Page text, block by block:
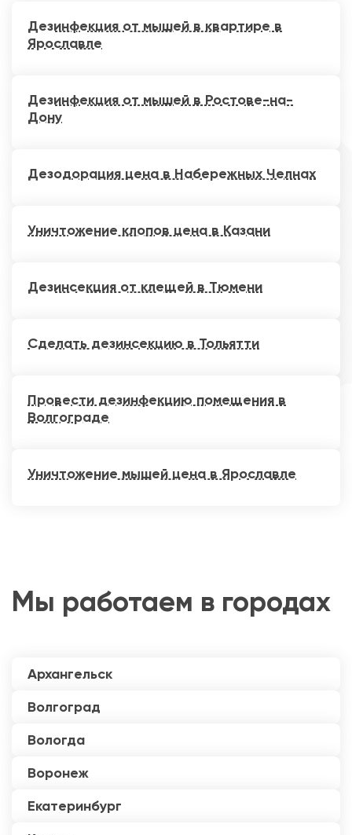
Дезинфекция от мышей в квартире в
Ярославле
Дезинфекция от мышей в Ростове-на-
Дону
Дезодорация цена в Набережных Челнах
Уничтожение клопов цена в Казани
Дезинсекция от клещей в Тюмени
Сделать дезинсекцию в Тольятти
Провести дезинфекцию помещения в
Волгограде
Уничтожение мышей цена в Ярославле
Мы работаем в городах
Архангельск
Волгоград
Вологда
Воронеж
Екатеринбург